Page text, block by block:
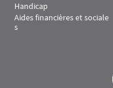
Handicap
Aides financières et sociale
s